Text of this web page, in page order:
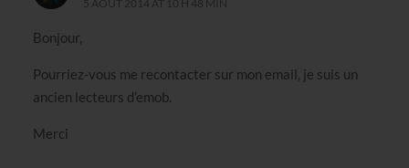
5 AOÛT 2014 AT 10 H 48 MIN
Bonjour,
Pourriez-vous me recontacter sur mon email, je suis un
ancien lecteurs d’emob.
Merci